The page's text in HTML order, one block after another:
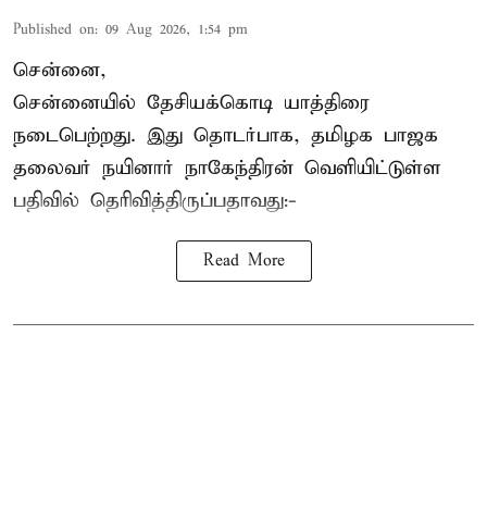
Published on: 09 Aug 2026, 1:54 pm
சென்னை,
சென்னையில் தேசியக்கொடி யாத்திரை
நடைபெற்றது. இது தொடர்பாக, தமிழக பாஜக
தலைவர் நயினார் நாகேந்திரன் வெளியிட்டுள்ள
பதிவில் தெரிவித்திருப்பதாவது:-
Read More